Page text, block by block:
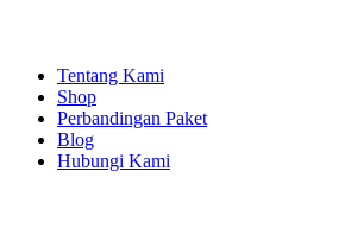
Tentang Kami
Shop
Perbandingan Paket
Blog
Hubungi Kami